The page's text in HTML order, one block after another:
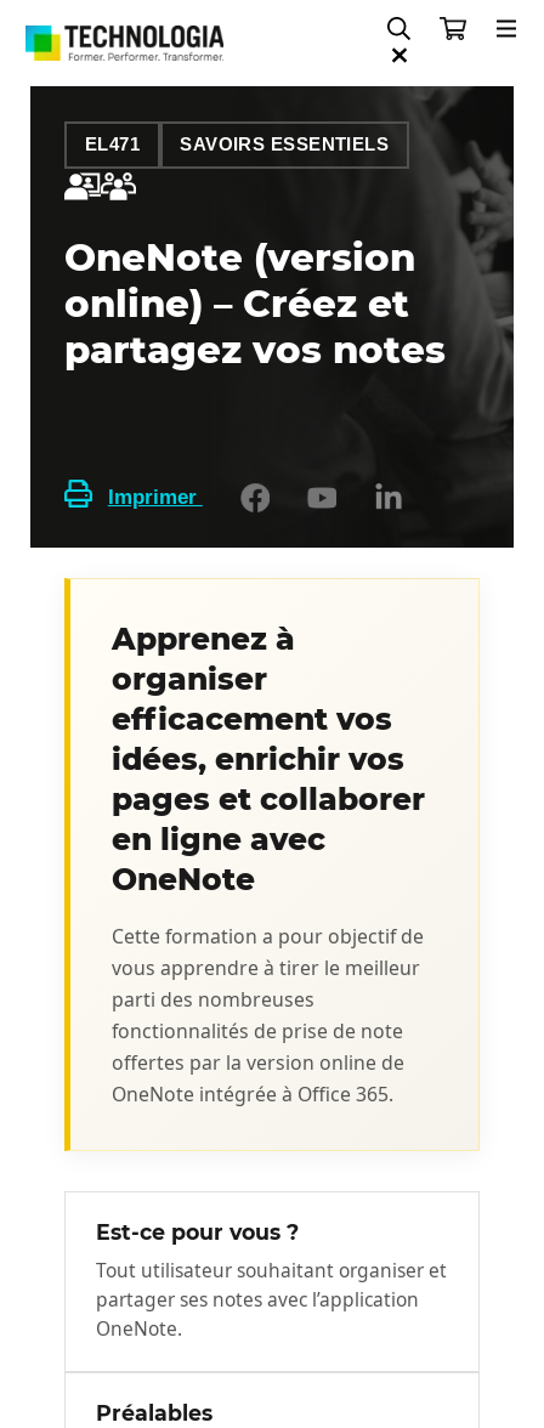
EL471 SAVOIRS ESSENTIELS
OneNote (version
online) – Créez et
partagez vos notes
Imprimer
Apprenez à
organiser
efficacement vos
idées, enrichir vos
pages et collaborer
en ligne avec
OneNote
Cette formation a pour objectif de
vous apprendre à tirer le meilleur
parti des nombreuses
fonctionnalités de prise de note
offertes par la version online de
OneNote intégrée à Office 365.
Est-ce pour vous ?
Tout utilisateur souhaitant organiser et
partager ses notes avec l’application
OneNote.
Préalables